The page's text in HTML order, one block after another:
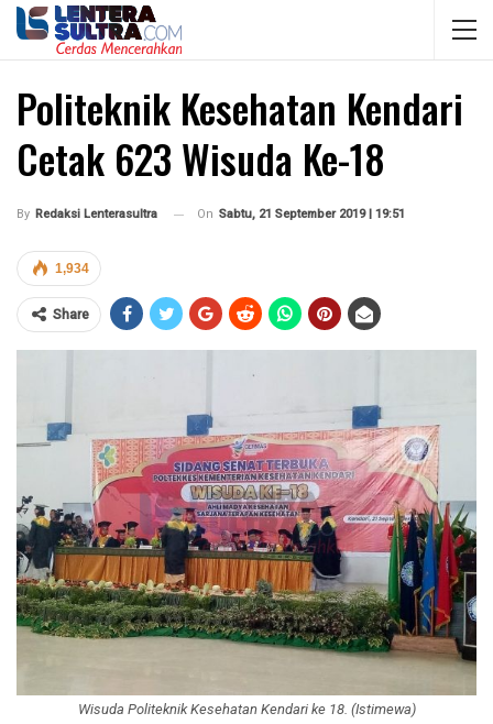
Politeknik Kesehatan Kendari
Cetak 623 Wisuda Ke-18
By Redaksi Lenterasultra On Sabtu, 21 September 2019 | 19:51
1,934
Share
Wisuda Politeknik Kesehatan Kendari ke 18. (Istimewa)